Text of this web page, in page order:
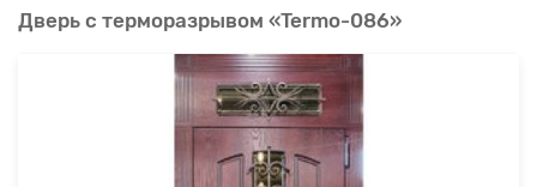
Дверь с терморазрывом «Termo-086»